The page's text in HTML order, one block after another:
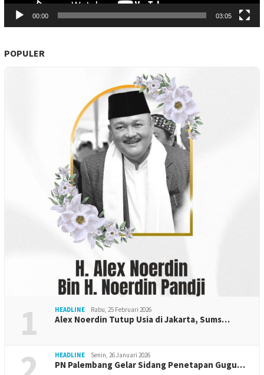
00:00 03:05
POPULER
1 HEADLINE Rabu, 25 Februari 2026
Alex Noerdin Tutup Usia di Jakarta, Sums…
HEADLINE Senin, 26 Januari 2026
PN Palembang Gelar Sidang Penetapan Gugu…